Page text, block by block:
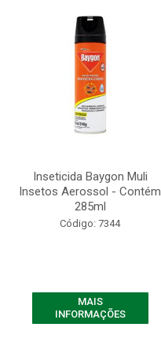
Inseticida Baygon Muli
Insetos Aerossol - Contém
285ml
Código: 7344
MAIS
INFORMAÇÕES